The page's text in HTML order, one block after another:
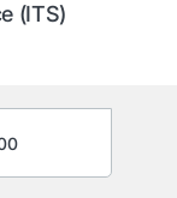
(ITS)